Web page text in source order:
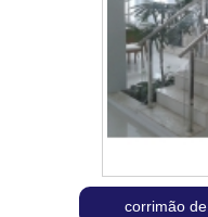
corrimão